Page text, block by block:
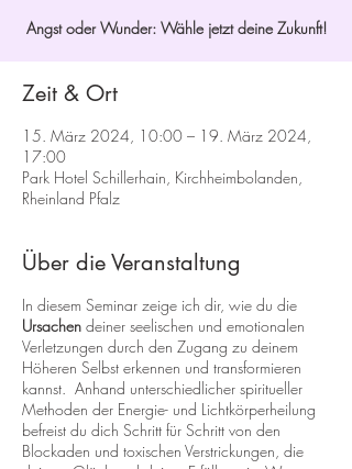
Angst oder Wunder: Wähle jetzt deine Zukunft!
Zeit & Ort
15. März 2024, 10:00 – 19. März 2024,
17:00
Park Hotel Schillerhain, Kirchheimbolanden,
Rheinland Pfalz
Über die Veranstaltung
In diesem Seminar zeige ich dir, wie du die
Ursachen deiner seelischen und emotionalen
Verletzungen durch den Zugang zu deinem
Höheren Selbst erkennen und transformieren
kannst. Anhand unterschiedlicher spiritueller
Methoden der Energie- und Lichtkörperheilung
befreist du dich Schritt für Schritt von den
Blockaden und toxischen Verstrickungen, die